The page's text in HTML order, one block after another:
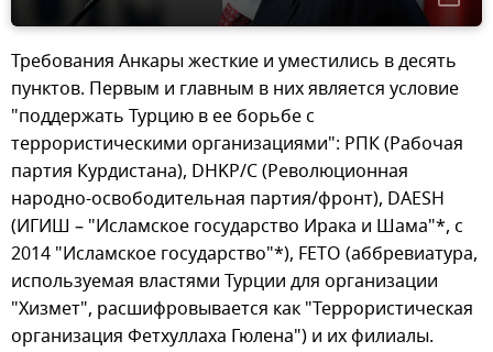
Требования Анкары жесткие и уместились в десять
пунктов. Первым и главным в них является условие
"поддержать Турцию в ее борьбе с
террористическими организациями": РПК (Рабочая
партия Курдистана), DHKP/C (Революционная
народно-освободительная партия/фронт), DAESH
(ИГИШ – "Исламское государство Ирака и Шама"*, с
2014 "Исламское государство"*), FETO (аббревиатура,
используемая властями Турции для организации
"Хизмет", расшифровывается как "Террористическая
организация Фетхуллаха Гюлена") и их филиалы.